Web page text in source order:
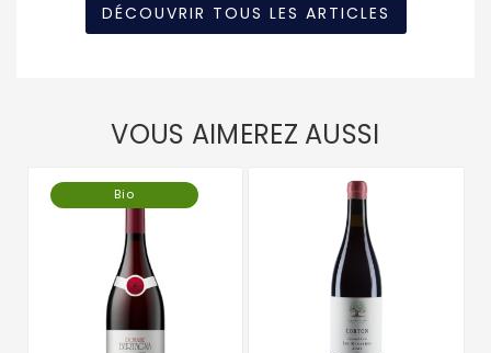
DÉCOUVRIR TOUS LES ARTICLES
VOUS AIMEREZ AUSSI
Bio